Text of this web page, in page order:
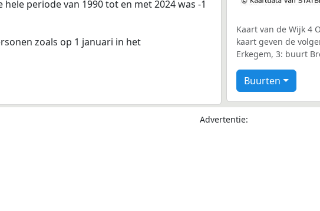
periode van 1990 tot en met 2024 was -1
zoals op 1 januari in het
Kaart van de Wijk 4
kaart geven de
Erkegem, 3: buurt
Buurten
Advertentie: